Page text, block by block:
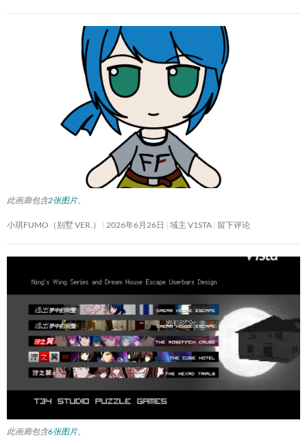
此画廊包含2张图片。
小琪FUMO（别墅 VER.） 2026年6月26日 域主 V1STA 留下评论
此画廊包含6张图片。